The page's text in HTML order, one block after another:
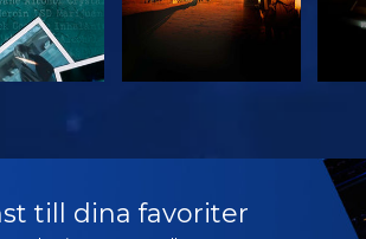
till dina favoriter